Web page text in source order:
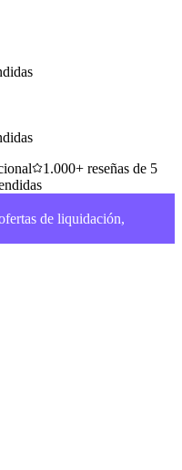
1.000+ reseñas de 5
de liquidación,